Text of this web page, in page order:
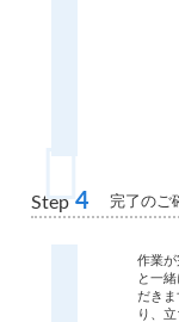
Step 4 完了のご
作業
と一
だき
り、